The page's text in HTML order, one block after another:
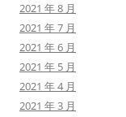
2021 年 8 月
2021 年 7 月
2021 年 6 月
2021 年 5 月
2021 年 4 月
2021 年 3 月